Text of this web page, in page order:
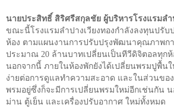
นายประสิทธิ์ สิริศรีสกุลชัย ผู้บริหารโรงแรมลำ
ขณะนี้โรงแรมลำปางเวียงทองกำลังลงทุนปรับ
ห้อง ตามแผนงานการปรับปรุงพัฒนาคุณภาพก
ประมาณ 20 ล้านบาทเปลี่ยนเป็นทีวีดิจิตอลทุก
นอกจากนี้ ภายในห้องพักยังได้เปลี่ยนพรมปูพื้น
ง่ายต่อการดูแลทำความสะอาด และในส่วนของ
พรมอยู่ซึ่งก็จะมีการเปลี่ยนพรมใหม่อีกเช่นกัน น
ม่าน ตู้เย็น และเครื่องปรับอากาศ ใหม่ทั้งหมด